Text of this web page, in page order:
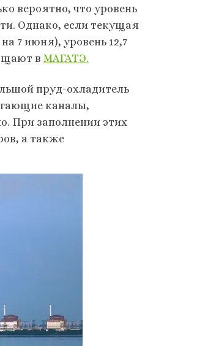
вероятно, что уровень
Однако, если текущая
7 июня), уровень 12,7
в МАГАТЭ.
пруд-охладитель
каналы,
При заполнении этих
а также